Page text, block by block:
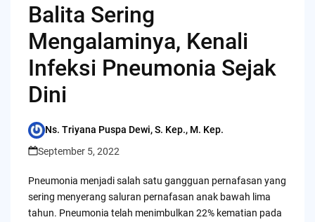
Balita Sering
Mengalaminya, Kenali
Infeksi Pneumonia Sejak
Dini
Posted
by
Ns. Triyana Puspa Dewi, S. Kep., M. Kep.
September 5, 2022
Pneumonia menjadi salah satu gangguan pernafasan yang
sering menyerang saluran pernafasan anak bawah lima
tahun. Pneumonia telah menimbulkan 22% kematian pada